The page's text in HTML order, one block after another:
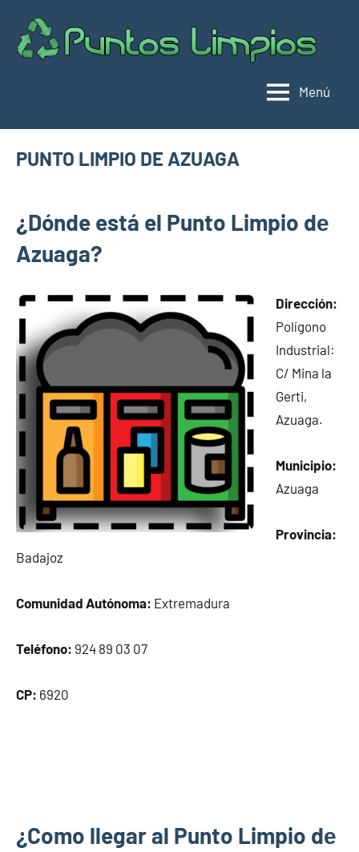
contenido
Menú
PUNTO LIMPIO DE AZUAGA
limpios en
municipios
de Badajoz
22,
2025
¿Dónde está el Punto Limpio dе
Azuaga?
Dirección:
Polígono
Industrial:
C/ Mina la
Gerti,
Azuaga.
Municipio:
Azuaga
Provincia:
Badajoz
Comunidad Autónoma: Extremadura
Teléfono: 924 89 03 07
CP: 6920
¿Como llegar al Punto Limpio dе